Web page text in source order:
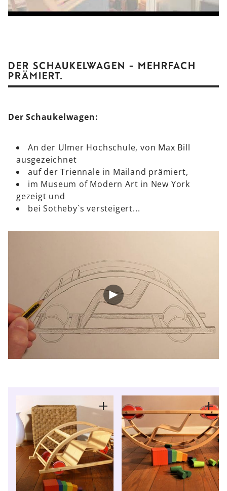
DER SCHAUKELWAGEN - MEHRFACH
PRÄMIERT.
Der Schaukelwagen:
An der Ulmer Hochschule, von Max Bill
ausgezeichnet
auf der Triennale in Mailand prämiert,
im Museum of Modern Art in New York
gezeigt und
bei Sotheby`s versteigert...